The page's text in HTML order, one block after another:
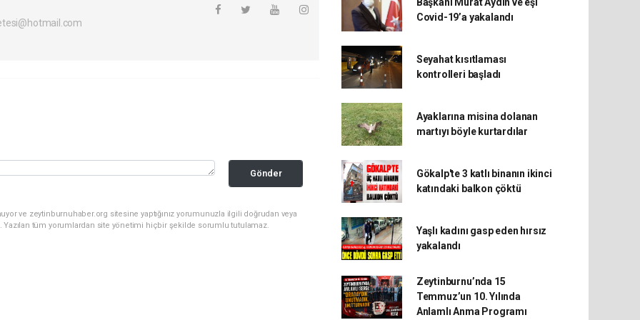
Gönder
ve zeytinburnuhaber.org sitesine yaptığınız yorumunuzla ilgili doğrudan veya
Yazılan tüm yorumlardan site yönetimi hiçbir şekilde sorumlu tutulamaz.
Covid-19’a yakalandı
Seyahat kısıtlaması
kontrolleri başladı
Ayaklarına misina dolanan
martıyı böyle kurtardılar
Gökalp'te 3 katlı binanın ikinci
katındaki balkon çöktü
Yaşlı kadını gasp eden hırsız
yakalandı
Zeytinburnu’nda 15
Temmuz’un 10. Yılında
Anlamlı Anma Programı